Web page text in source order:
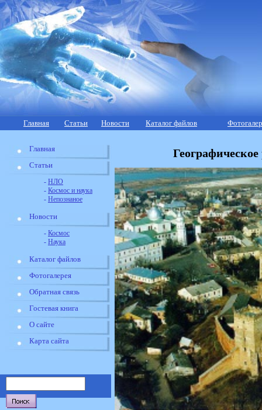
Главная Статьи Новости Каталог файлов
Главная
Статьи
- НЛО
- Космос и наука
- Непознаное
Новости
- Космос
- Наука
Каталог файлов
Фотогалерея
Обратная связь
Гостевая книга
О сайте
Карта сайта